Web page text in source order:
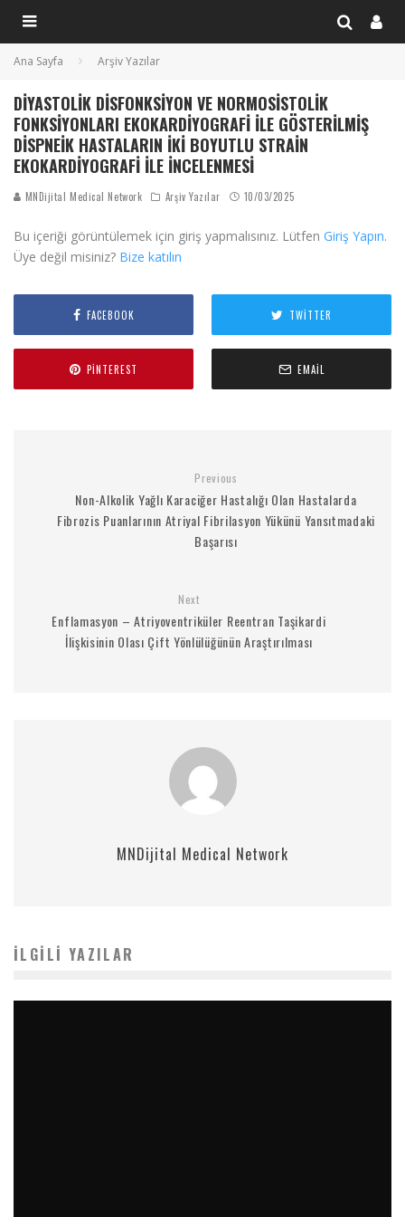
Ana Sayfa Arşiv Yazılar
DIYASTOLIK DISFONKSIYON VE NORMOSISTOLIK
FONKSIYONLARI EKOKARDIYOGRAFI ILE GÖSTERILMIŞ
DISPNEIK HASTALARIN İKI BOYUTLU STRAIN
EKOKARDIYOGRAFI ILE İNCELENMESI
MNDijital Medical Network Arşiv Yazılar 10/03/2025
Bu içeriği görüntülemek için giriş yapmalısınız. Lütfen Giriş Yapın.
Üye değil misiniz? Bize katılın
FACEBOOK TWITTER
PINTEREST EMAIL
Previous
Non-Alkolik Yağlı Karaciğer Hastalığı Olan Hastalarda
Fibrozis Puanlarının Atriyal Fibrilasyon Yükünü Yansıtmadaki
Başarısı
Next
Enflamasyon – Atriyoventriküler Reentran Taşikardi
İlişkisinin Olası Çift Yönlülüğünün Araştırılması
MNDijital Medical Network
İLGILI YAZILAR